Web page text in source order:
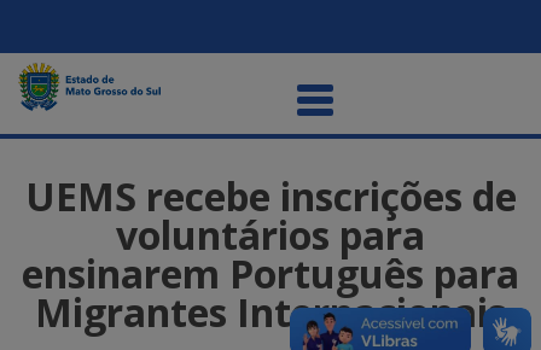
UEMS recebe inscrições de
voluntários para
ensinarem Português para
Migrantes Internacionais